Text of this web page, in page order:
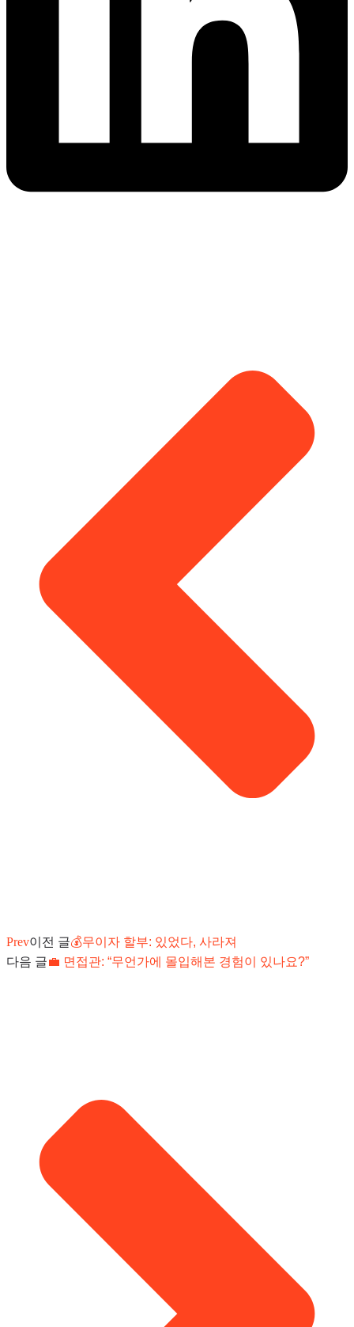
Prev이전 글💰무이자 할부: 있었다, 사라져
다음 글💼 면접관: “무언가에 몰입해본 경험이 있나요?”